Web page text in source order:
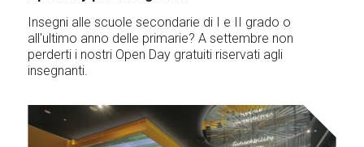
Insegni alle scuole secondarie di I e II grado o
all'ultimo anno delle primarie? A settembre non
perderti i nostri Open Day gratuiti riservati agli
insegnanti.